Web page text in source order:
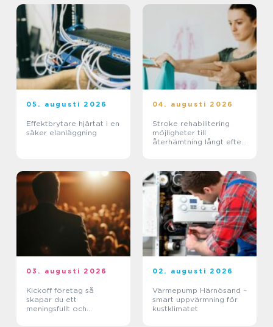
05. augusti 2026
Effektbrytare hjärtat i en
säker elanläggning
04. augusti 2026
Stroke rehabilitering
möjligheter till
återhämtning långt efter
03. augusti 2026
Kickoff företag så
skapar du ett
meningsfullt och
02. augusti 2026
Värmepump Härnösand –
smart uppvärmning för
kustklimatet